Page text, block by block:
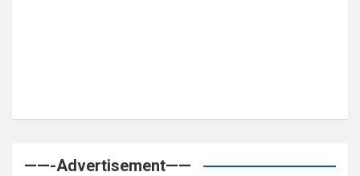
——-Advertisement——